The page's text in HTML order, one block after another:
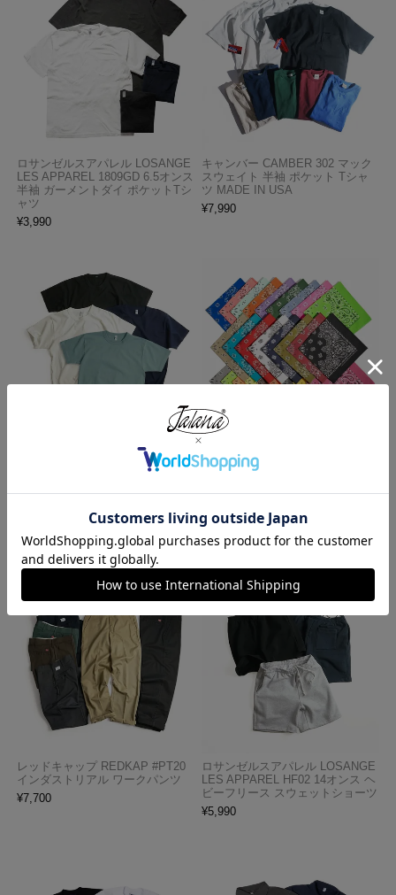
ロサンゼルスアパレル LOSANGE
LES APPAREL 1809GD 6.5オンス
半袖 ガーメントダイ ポケットTシ
ャツ
¥3,990
キャンバー CAMBER 302 マック
スウェイト 半袖 ポケット Tシャ
ツ MADE IN USA
¥7,990
ロサンゼルスアパレル LOSANGE
LES APPAREL 1203GD 8.5オンス
半袖 バインディング ガーメント
ナ アメリカ製 トラディショナル
レッドキャップ REDKAP #PT20
インダストリアル ワークパンツ
¥7,700
ロサンゼルスアパレル LOSANGE
LES APPAREL HF02 14オンス ヘ
ビーフリース スウェットショーツ
¥5,990